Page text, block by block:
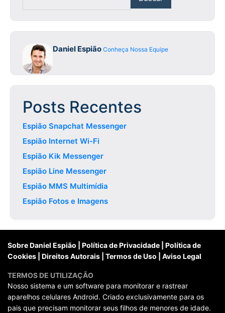
Daniel Espião Conheça Nossa Equipe
Posts Recentes
Espião Snapchat Messenger
Espião Internet Wi-Fi
Espião Kik Messenger
Espião Line Messenger
Espião MMS Multimídia
Espião Fotos e Imagens
Sobre Daniel Espião Política de Privacidade
Política de
Cookies
Direitos Autorais Termos de Uso Aviso Legal
TERMOS DE UTILIZAÇÃO
Nosso sistema e um software para monitorar e rastrear
aparelhos celulares Android. Criado exclusivamente para os
pais que precisam monitorar seus filhos de menores de idade.